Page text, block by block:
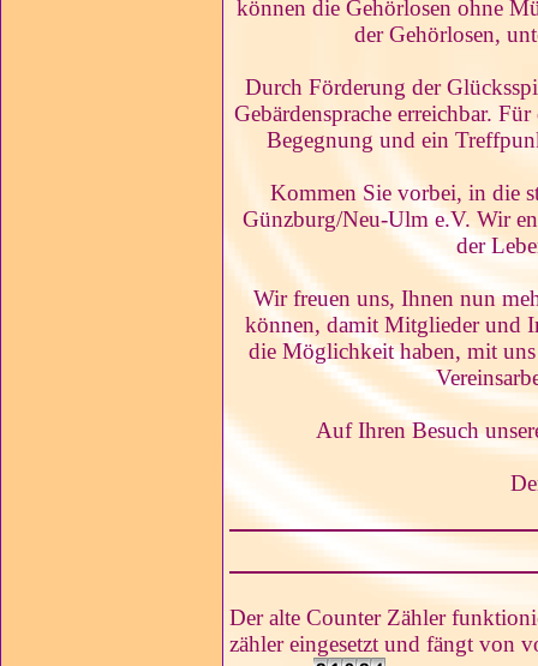
können die Gehörlosen ohne
der Gehörlosen,
Durch Förderung der
Gebärdensprache erreichbar.
Begegnung und ein
Kommen Sie vorbei, in die
Günzburg/Neu-Ulm e.V. Wir
der
Wir freuen uns, Ihnen nun
können, damit Mitglieder und
die Möglichkeit haben, mit
Auf Ihren Besuch
Der alte Counter Zähler
zähler eingesetzt und fängt von